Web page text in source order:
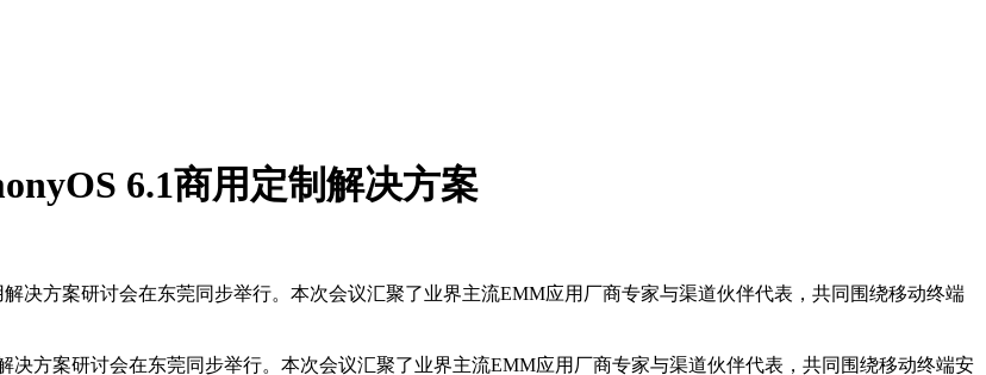
6.1商用定制解决方案
解决方案研讨会在东莞同步举行。本次会议汇聚了业界主流EMM应用厂商专家与渠道伙伴代表，共同围绕移动终端
决方案研讨会在东莞同步举行。本次会议汇聚了业界主流EMM应用厂商专家与渠道伙伴代表，共同围绕移动终端安